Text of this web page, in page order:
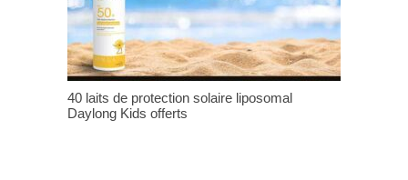
40 laits de protection solaire liposomal
Daylong Kids offerts